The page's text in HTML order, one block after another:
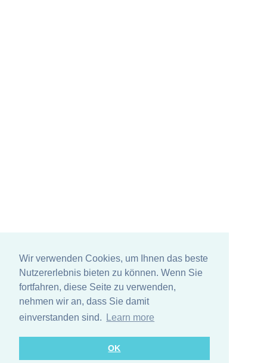
Wir verwenden Cookies, um Ihnen das beste
Nutzererlebnis bieten zu können. Wenn Sie
fortfahren, diese Seite zu verwenden,
nehmen wir an, dass Sie damit
einverstanden sind.
Learn more
OK